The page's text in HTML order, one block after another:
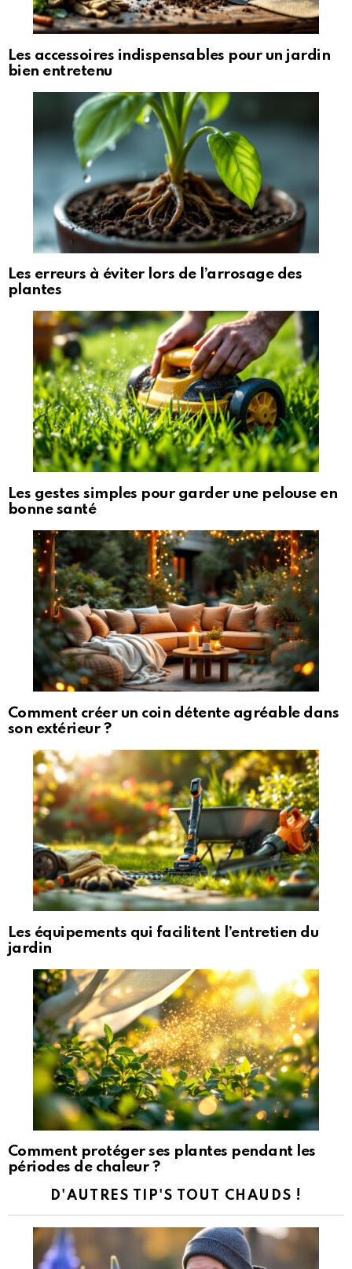
Les accessoires indispensables pour un jardin
bien entretenu
Les erreurs à éviter lors de l’arrosage des
plantes
Les gestes simples pour garder une pelouse en
bonne santé
Comment créer un coin détente agréable dans
son extérieur ?
Les équipements qui facilitent l’entretien du
jardin
Comment protéger ses plantes pendant les
périodes de chaleur ?
D'AUTRES TIP'S TOUT CHAUDS !